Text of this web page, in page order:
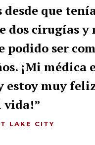
que
dos cirugías y
podido ser
¡Mi médica
estoy muy
vida!
LAKE CITY